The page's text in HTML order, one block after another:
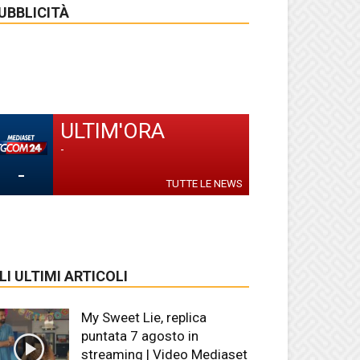
-
ULTIM'ORA
-
TUTTE LE NEWS
ULTIMI ARTICOLI
My Sweet Lie, replica
puntata 7 agosto in
streaming | Video Mediaset